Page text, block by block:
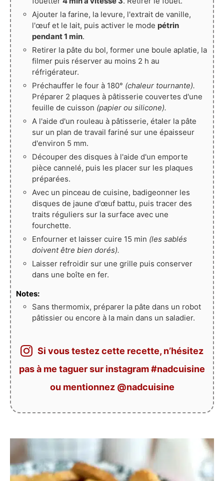
Ajouter la farine, la levure, l'extrait de vanille,
l'œuf et le lait, puis activer le mode pétrin
pendant 1 min.
Retirer la pâte du bol, former une boule aplatie, la
filmer puis réserver au moins 2 h au
réfrigérateur.
Préchauffer le four à 180° (chaleur tournante).
Préparer 2 plaques à pâtisserie couvertes d'une
feuille de cuisson (papier ou silicone).
A l'aide d'un rouleau à pâtisserie, étaler la pâte
sur un plan de travail fariné sur une épaisseur
d'environ 5 mm.
Découper des disques à l'aide d'un emporte
pièce cannelé, puis les placer sur les plaques
préparées.
Avec un pinceau de cuisine, badigeonner les
disques de jaune d'œuf battu, puis tracer des
traits réguliers sur la surface avec une
fourchette.
Enfourner et laisser cuire 15 min (les sablés
doivent être bien dorés).
Laisser refroidir sur une grille puis conserver
dans une boîte en fer.
Notes:
Sans thermomix, préparer la pâte dans un robot
pâtissier ou encore à la main dans un saladier.
Si vous testez cette recette, n’hésitez
pas à me taguer sur instagram #nadcuisine
ou mentionnez @nadcuisine